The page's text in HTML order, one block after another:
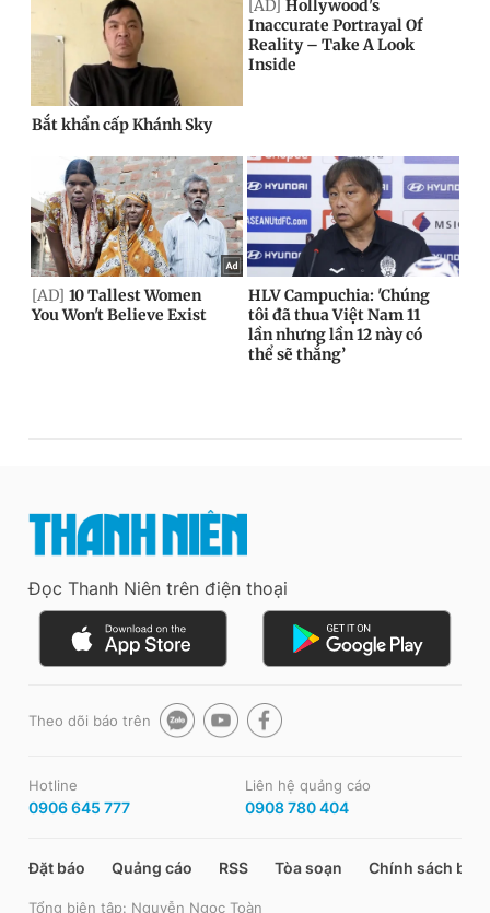
Đọc Thanh Niên trên điện thoại
Theo dõi báo trên
Hotline
0906 645 777
Liên hệ quảng cáo
0908 780 404
Đặt báo Quảng cáo RSS Tòa soạn Chính sách bảo
Tổng biên tập: Nguyễn Ngọc Toàn